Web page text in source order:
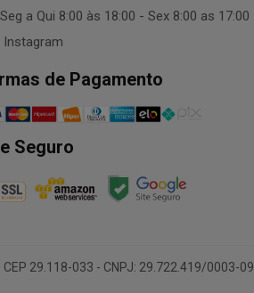
Seg a Qui 8:00 às 18:00 - Sex 8:00 as 17:00
Instagram
de Pagamento
Seguro
CEP 29.118-033 - CNPJ: 29.722.419/0003-09